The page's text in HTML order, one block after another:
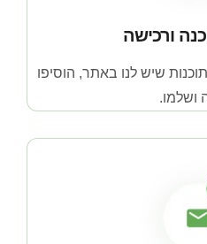
ורכישה
שיש לנו באתר, הוסיפו
ושלמו.